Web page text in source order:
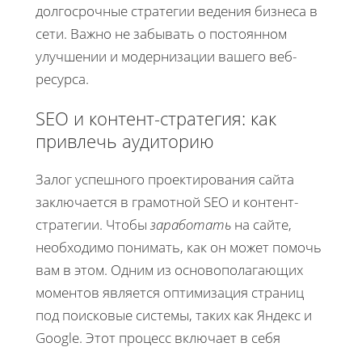
долгосрочные стратегии ведения бизнеса в
сети. Важно не забывать о постоянном
улучшении и модернизации вашего веб-
ресурса.
SEO и контент-стратегия: как
привлечь аудиторию
Залог успешного проектирования сайта
заключается в грамотной SEO и контент-
стратегии. Чтобы заработать на сайте,
необходимо понимать, как он может помочь
вам в этом. Одним из основополагающих
моментов является оптимизация страниц
под поисковые системы, таких как Яндекс и
Google. Этот процесс включает в себя